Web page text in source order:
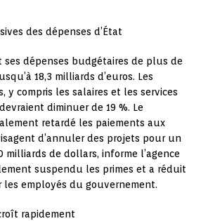
des dépenses d’État
ses dépenses budgétaires de plus de
18,3 milliards d’euros. Les
y compris les salaires et les services
diminuer de 19 %. Le
retardé les paiements aux
d’annuler des projets pour un
de dollars, informe l’agence
suspendu les primes et a réduit
les employés du gouvernement.
rapidement